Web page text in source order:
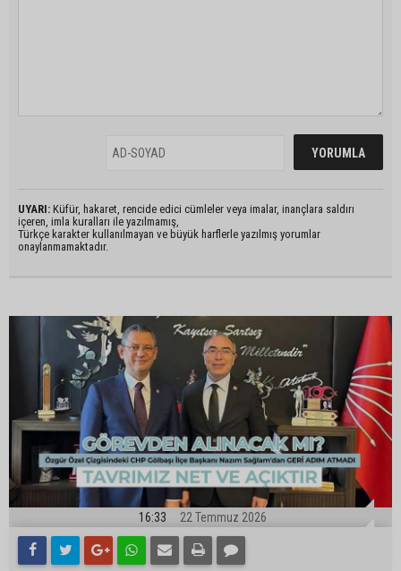
UYARI: Küfür, hakaret, rencide edici cümleler veya imalar, inançlara saldırı
içeren, imla kuralları ile yazılmamış,
Türkçe karakter kullanılmayan ve büyük harflerle yazılmış yorumlar
onaylanmamaktadır.
16:33 22 Temmuz 2026